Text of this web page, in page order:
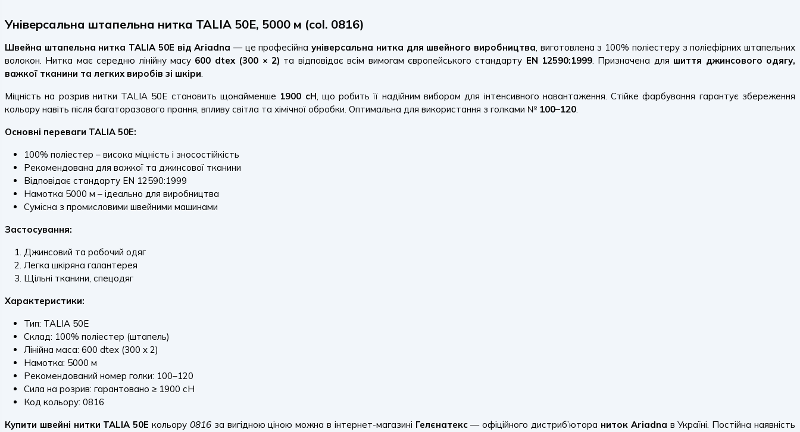
Універсальна штапельна нитка TALIA 50E, 5000 м (col. 0816)
Швейна штапельна нитка TALIA 50E від Ariadna — це професійнауніверсальна нитка для швейного виробництва, виготовлена з 100% поліестеру з поліефірних штапельних
волокон. Нитка має середню лінійну масу 600 dtex (300 × 2) та відповідає всім вимогам європейського стандарту EN 12590:1999. Призначена для шиття джинсового одягу,
важкої тканини та легких виробів зі шкіри.
Міцність на розрив нитки TALIA 50E становить щонайменше 1900 сН, що робить її надійним вибором для інтенсивного навантаження. Стійке фарбування гарантує збереження
кольору навіть після багаторазового прання, впливу світла та хімічної обробки. Оптимальна для використання з голками № 100–120.
Основні переваги TALIA 50E:
100% поліестер – висока міцність і зносостійкість
Рекомендована для важкої та джинсової тканини
Відповідає стандарту EN 12590:1999
Намотка 5000 м – ідеально для виробництва
Сумісна з промисловими швейними машинами
Застосування:
Джинсовий та робочий одяг
Легка шкіряна галантерея
Щільні тканини, спецодяг
Характеристики:
Тип: TALIA 50E
Склад: 100% поліестер (штапель)
Лінійна маса: 600 dtex (300 x 2)
Намотка: 5000 м
Рекомендований номер голки: 100–120
Сила на розрив: гарантовано ≥ 1900 сН
Код кольору: 0816
Купити швейні нитки TALIA 50E кольору 0816за вигідною ціною можна в інтернет-магазині Гелєнатекс— офіційного дистриб’ютора ниток Ariadna в Україні. Постійна наявність